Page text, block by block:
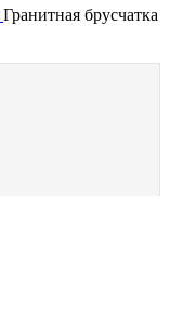
Гранитная брусчатка